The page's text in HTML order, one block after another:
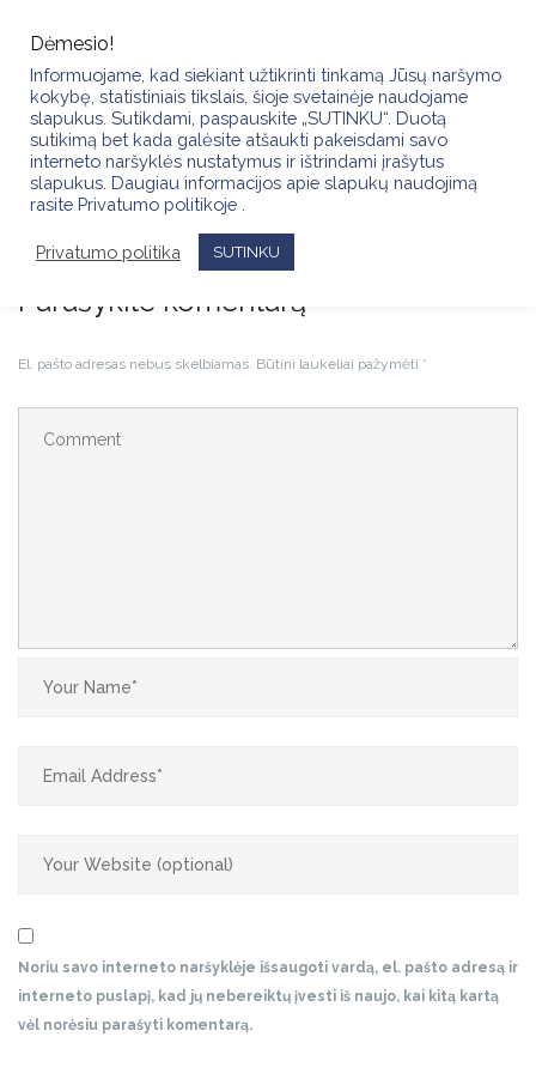
content
Soc.media-1054
Parašykite komentarą
El. pašto adresas nebus skelbiamas. Būtini laukeliai pažymėti *
Noriu savo interneto naršyklėje išsaugoti vardą, el. pašto adresą ir
interneto puslapį, kad jų nebereiktų įvesti iš naujo, kai kitą kartą
vėl norėsiu parašyti komentarą.
Dėmesio!
Informuojame, kad siekiant užtikrinti tinkamą Jūsų naršymo
kokybę, statistiniais tikslais, šioje svetainėje naudojame
slapukus. Sutikdami, paspauskite „SUTINKU“. Duotą
sutikimą bet kada galėsite atšaukti pakeisdami savo
interneto naršyklės nustatymus ir ištrindami įrašytus
slapukus. Daugiau informacijos apie slapukų naudojimą
rasite Privatumo politikoje .
Privatumo politika SUTINKU